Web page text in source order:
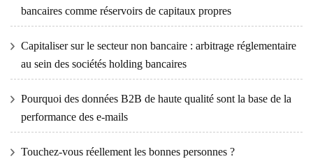
bancaires comme réservoirs de capitaux propres
Capitaliser sur le secteur non bancaire : arbitrage réglementaire
au sein des sociétés holding bancaires
Pourquoi des données B2B de haute qualité sont la base de la
performance des e-mails
Touchez-vous réellement les bonnes personnes ?